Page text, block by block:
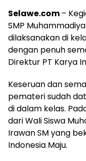
Selawe.com–
SMP
dilaksanakan di
dengan penuh
Direktur PT Karya
Keseruan dan
pemateri sudah
di dalam kelas.
dari Wali Siswa
Irawan SM yang
Indonesia Maju.